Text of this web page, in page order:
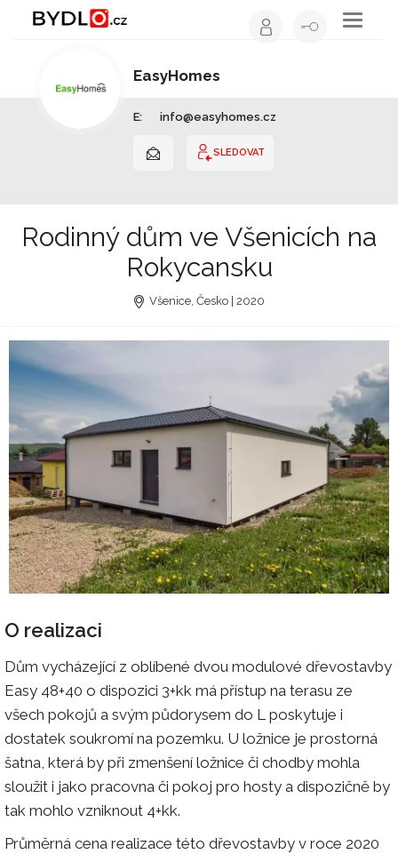
Toggle
EasyHomes
E: info@easyhomes.cz
SLEDOVAT
Rodinný dům ve Všenicích na
Rokycansku
Všenice, Česko | 2020
O realizaci
Dům vycházející z oblíbené dvou modulové dřevostavby
Easy 48+40 o dispozici 3+kk má přístup na terasu ze
všech pokojů a svým půdorysem do L poskytuje i
dostatek soukromí na pozemku. U ložnice je prostorná
šatna, která by při zmenšení ložnice či chodby mohla
sloužit i jako pracovna či pokoj pro hosty a dispozičně by
tak mohlo vzniknout 4+kk.
Průměrná cena realizace této dřevostavby v roce 2020